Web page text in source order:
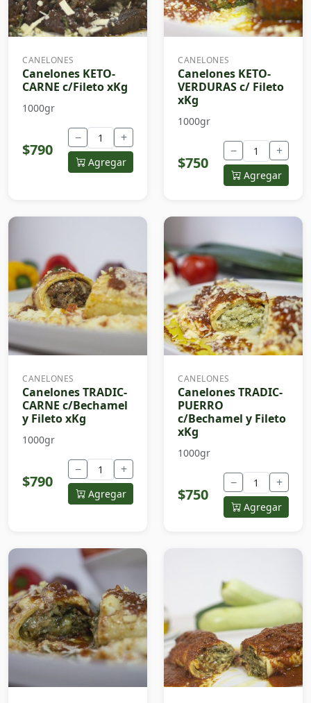
CANELONES
Canelones KETO-
CARNE c/Fileto xKg
1000gr
$790
− +
Agregar
CANELONES
Canelones KETO-
VERDURAS c/ Fileto
xKg
1000gr
$750
− +
Agregar
CANELONES
Canelones TRADIC-
CARNE c/Bechamel
y Fileto xKg
1000gr
$790
− +
Agregar
CANELONES
Canelones TRADIC-
PUERRO
c/Bechamel y Fileto
xKg
1000gr
$750
− +
Agregar